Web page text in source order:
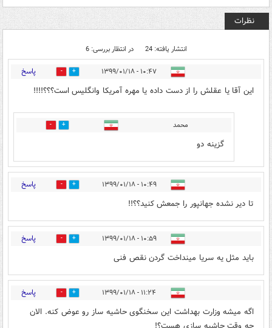
نظرات
انتشار یافته: 24 در انتظار بررسی: 6
۱۰:۴۷ - ۱۳۹۹/۰۱/۱۸ 34 پاسخ
این آقا یا عقلش را از دست داده یا مهره آمریکا وانگلیس است؟؟؟!!!!
محمد 22
گزینه دو
۱۰:۴۹ - ۱۳۹۹/۰۱/۱۸ 41 پاسخ
تا دیر نشده جهانپور را جمعش کنید؟؟!!
۱۰:۵۹ - ۱۳۹۹/۰۱/۱۸ 29 پاسخ
باید مثل یه سریا مینداخت گردن نقص فنی
۱۱:۲۴ - ۱۳۹۹/۰۱/۱۸ 34 پاسخ
اگه میشه وزارت بهداشت این سخنگوی حاشیه ساز رو عوض کنه. الان